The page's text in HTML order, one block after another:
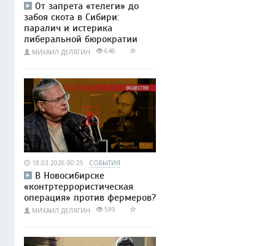
От запрета «телеги» до
забоя скота в Сибири:
паралич и истерика
либеральной бюрократии
МИХАИЛ ДЕЛЯГИН 646
18.03.2026 00:25 СОБЫТИЯ
В Новосибирске
«контртеррористическая
операция» против фермеров?
МИХАИЛ ДЕЛЯГИН 599